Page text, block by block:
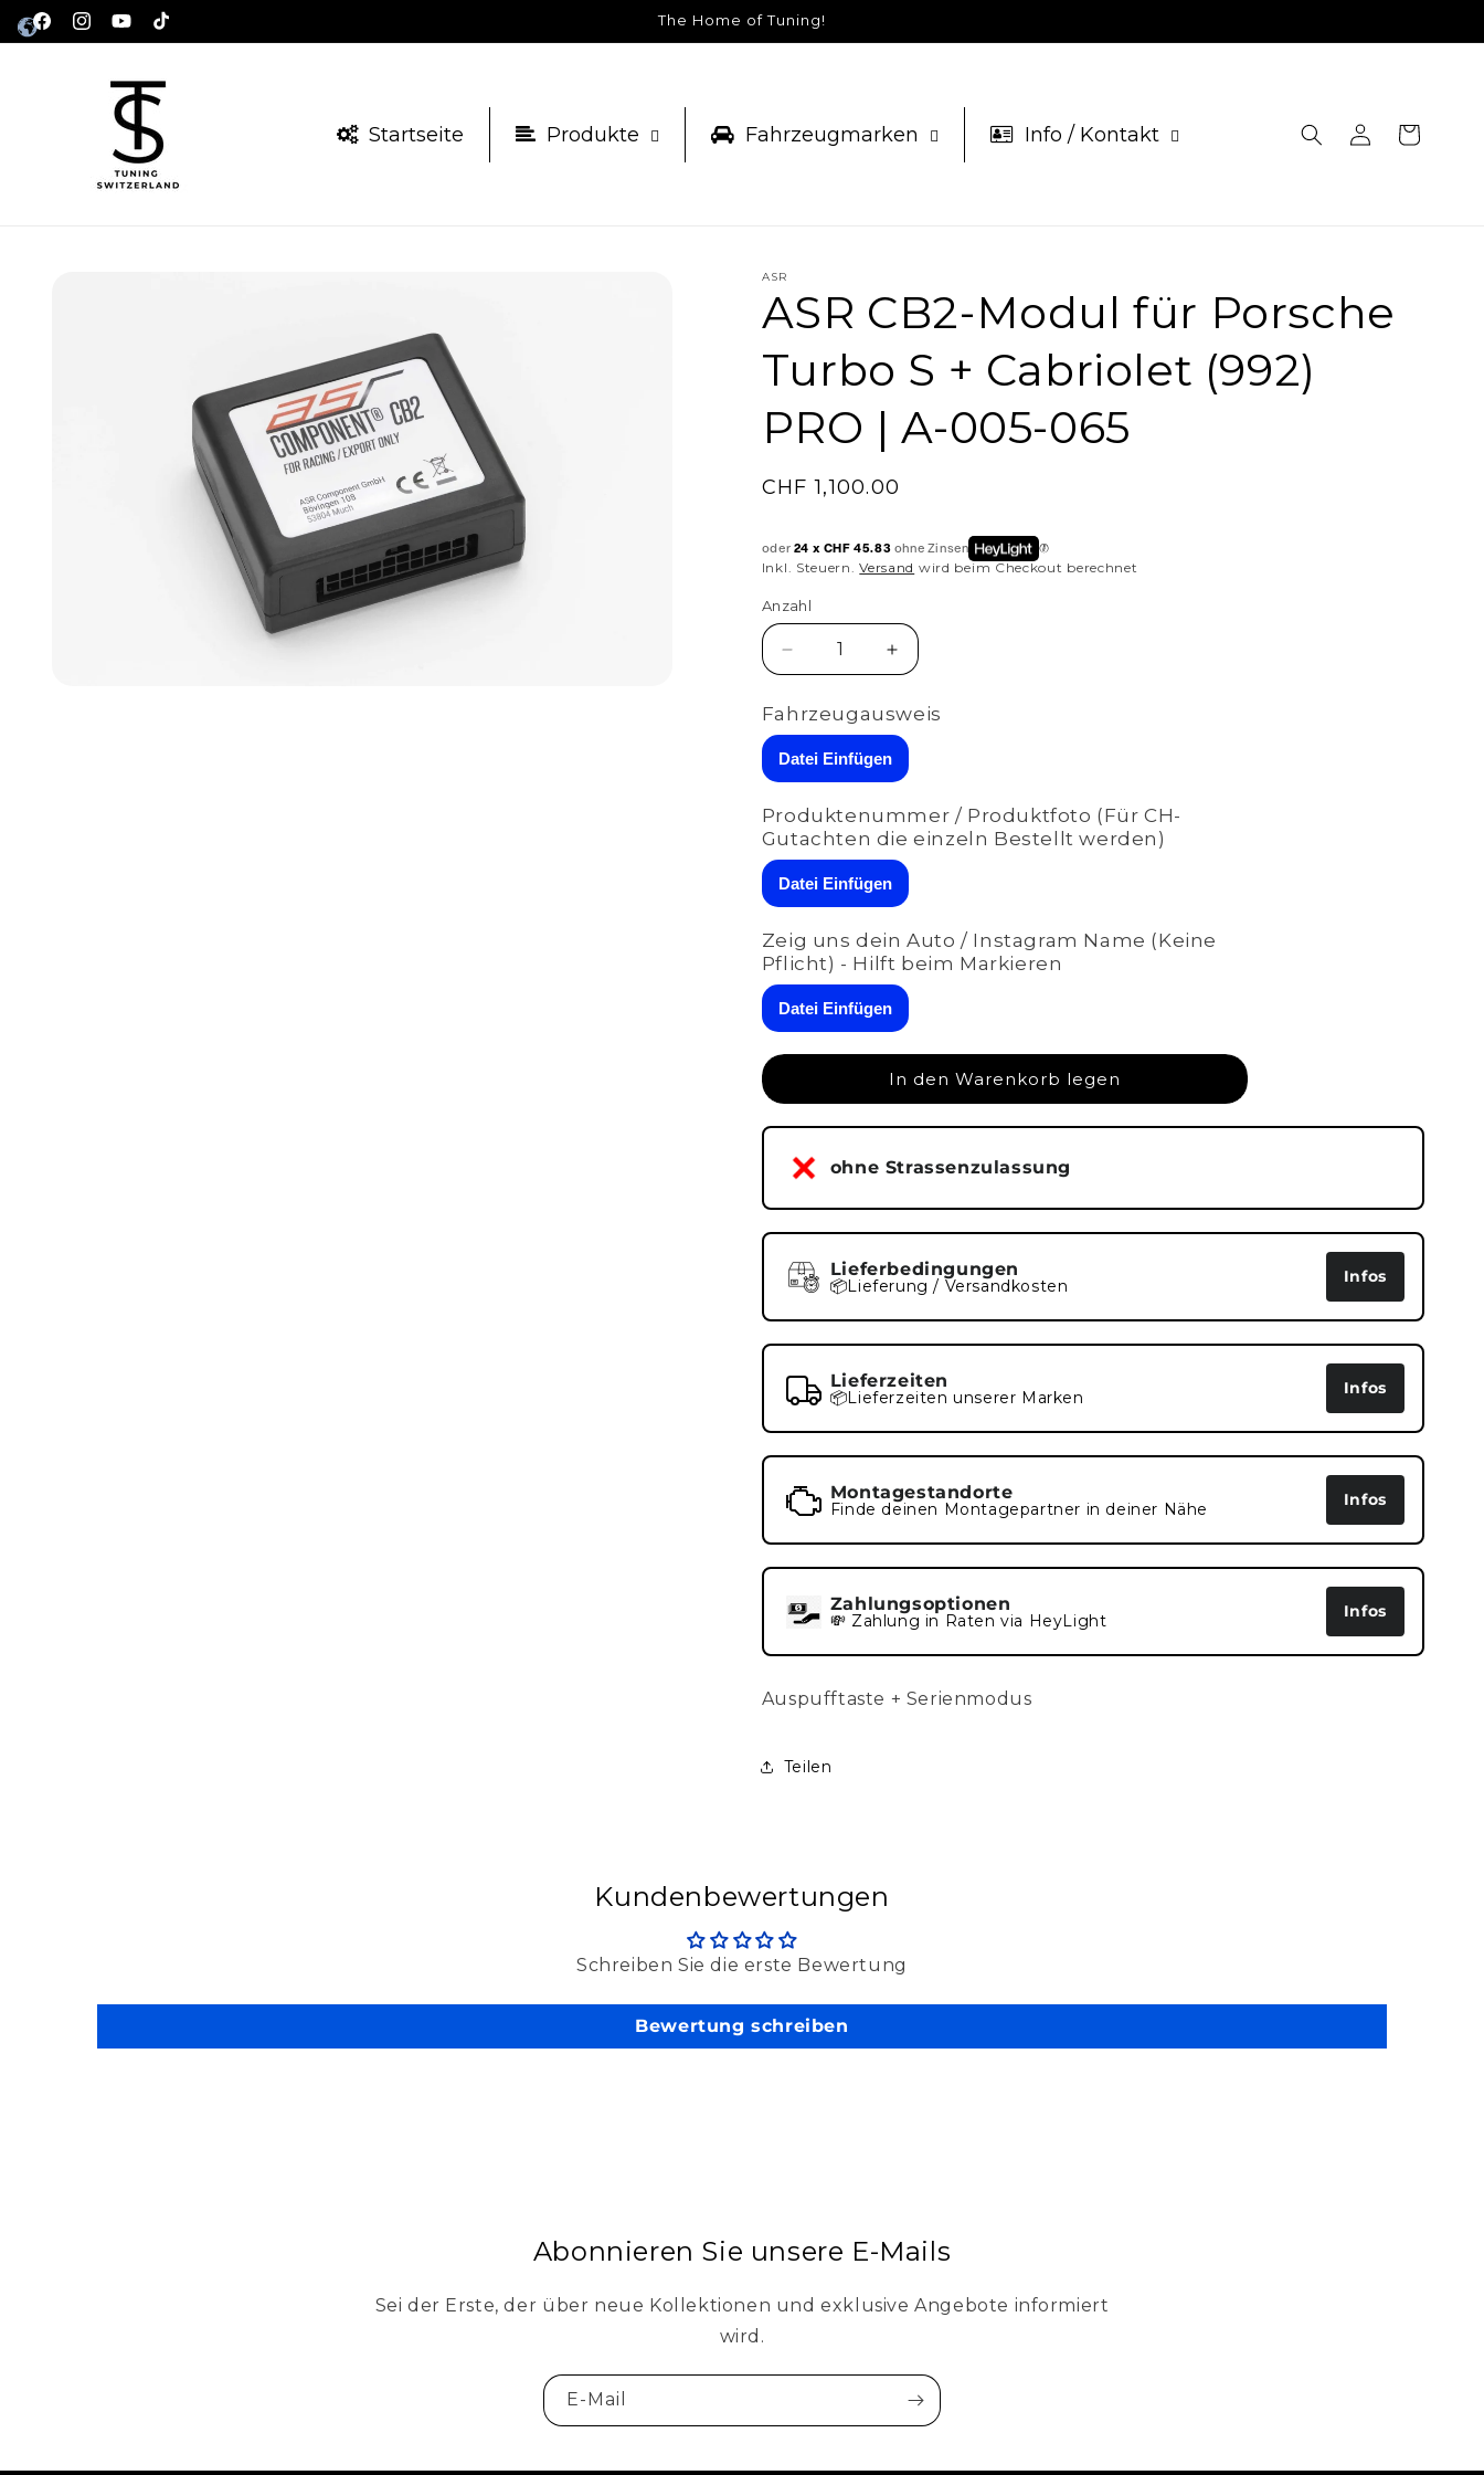
zum
Inhalt
FacebookInstagram
YouTubeTikTok
The Home of Tuning!
Startseite Produkte Fahrzeugmarken Info / Kontakt EinloggenWarenkorb
ASR
ASR CB2-Modul für Porsche
Turbo S + Cabriolet (992)
PRO | A-005-065
Normaler
CHF 1,100.00
oder 24 x CHF 45.83 ohne Zinsen
Inkl. Steuern.Versand wird beim Checkout berechnet
Anzahl
Anzahl
Verringere
die
Menge
ASR
für
Porsche
S
+
Cabriolet
(992)
PRO
|
A-
005-
Erhöhe
die
Menge
ASR
CB2-
für
Porsche
Turbo
S
+
Cabriolet
(992)
PRO
|
A-
005-
065
Fahrzeugausweis
Datei Einfügen
Produktenummer / Produktfoto (Für CH-
Gutachten die einzeln Bestellt werden)
Datei Einfügen
Zeig uns dein Auto / Instagram Name (Keine
Pflicht) - Hilft beim Markieren
Datei Einfügen
In den Warenkorb legen
ohne Strassenzulassung
Lieferbedingungen
📦Lieferung / Versandkosten Infos
Lieferzeiten
📦Lieferzeiten unserer Marken Infos
Montagestandorte
Finde deinen Montagepartner in deiner Nähe Infos
Zahlungsoptionen
💸 Zahlung in Raten via HeyLight Infos
Auspufftaste + Serienmodus
Teilen
Kundenbewertungen
Schreiben Sie die erste Bewertung
Bewertung schreiben
Abonnieren Sie unsere E-Mails
Sei der Erste, der über neue Kollektionen und exklusive Angebote informiert
wird.
E-Mail